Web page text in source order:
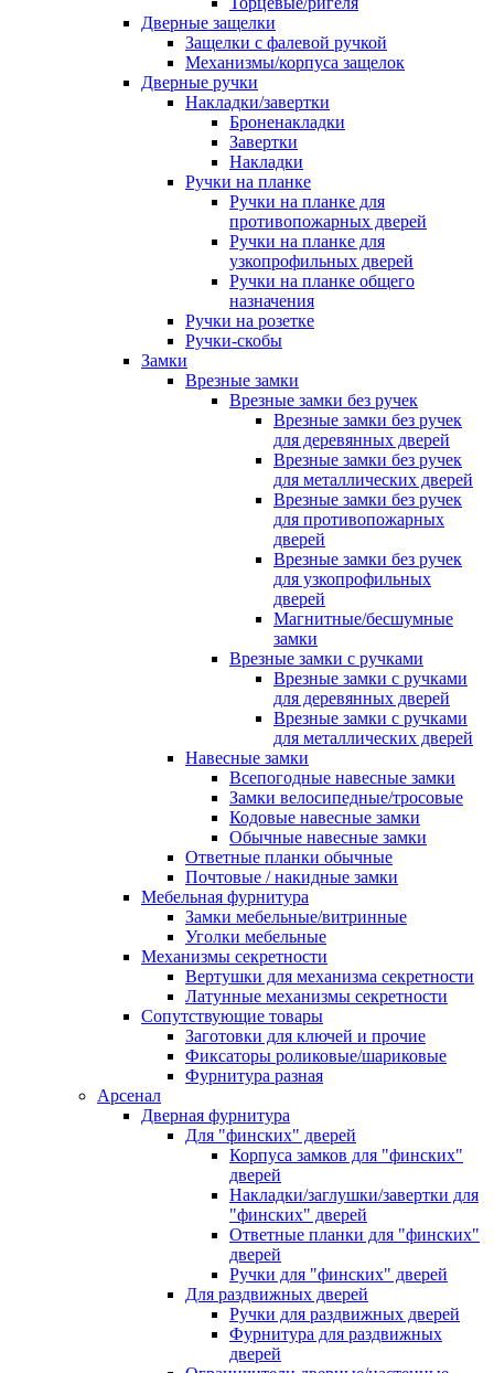
Дверные защелки
Защелки с фалевой ручкой
Механизмы/корпуса защелок
Дверные ручки
Накладки/завертки
Броненакладки
Завертки
Накладки
Ручки на планке
Ручки на планке для
противопожарных дверей
Ручки на планке для
узкопрофильных дверей
Ручки на планке общего
назначения
Ручки на розетке
Ручки-скобы
Замки
Врезные замки
Врезные замки без ручек
Врезные замки без ручек
для деревянных дверей
Врезные замки без ручек
для металлических дверей
Врезные замки без ручек
для противопожарных
дверей
Врезные замки без ручек
для узкопрофильных
дверей
Магнитные/бесшумные
замки
Врезные замки с ручками
Врезные замки с ручками
для деревянных дверей
Врезные замки с ручками
для металлических дверей
Навесные замки
Всепогодные навесные замки
Замки велосипедные/тросовые
Кодовые навесные замки
Обычные навесные замки
Ответные планки обычные
Почтовые / накидные замки
Мебельная фурнитура
Замки мебельные/витринные
Уголки мебельные
Механизмы секретности
Вертушки для механизма секретности
Латунные механизмы секретности
Сопутствующие товары
Заготовки для ключей и прочие
Фиксаторы роликовые/шариковые
Фурнитура разная
Арсенал
Дверная фурнитура
Для "финских" дверей
Корпуса замков для "финских"
дверей
Накладки/заглушки/завертки для
"финских" дверей
Ответные планки для "финских"
дверей
Ручки для "финских" дверей
Для раздвижных дверей
Ручки для раздвижных дверей
Фурнитура для раздвижных
дверей